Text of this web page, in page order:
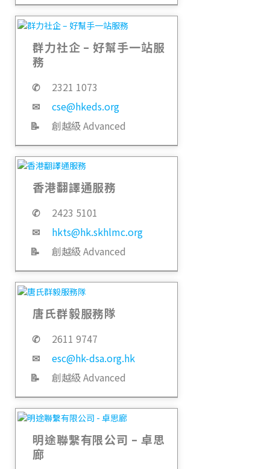
群力社企 – 好幫手一站服
務
✆
2321 1073
✉
cse@hkeds.org
📝
創越級 Advanced
香港翻譯通服務
✆
2423 5101
✉
hkts@hk.skhlmc.org
📝
創越級 Advanced
唐氏群毅服務隊
✆
2611 9747
✉
esc@hk-dsa.org.hk
📝
創越級 Advanced
明途聯繫有限公司 – 卓思
廊